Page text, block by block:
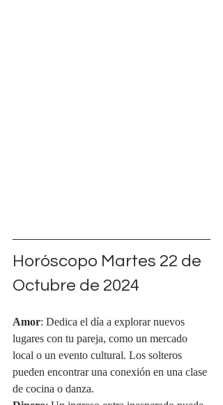
Horóscopo Martes 22 de
Octubre de 2024
Amor: Dedica el día a explorar nuevos
lugares con tu pareja, como un mercado
local o un evento cultural. Los solteros
pueden encontrar una conexión en una clase
de cocina o danza.